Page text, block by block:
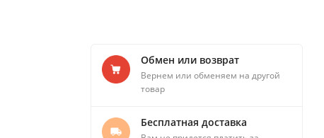
Обмен или возврат
Вернем или обменяем на другой
товар
Бесплатная доставка